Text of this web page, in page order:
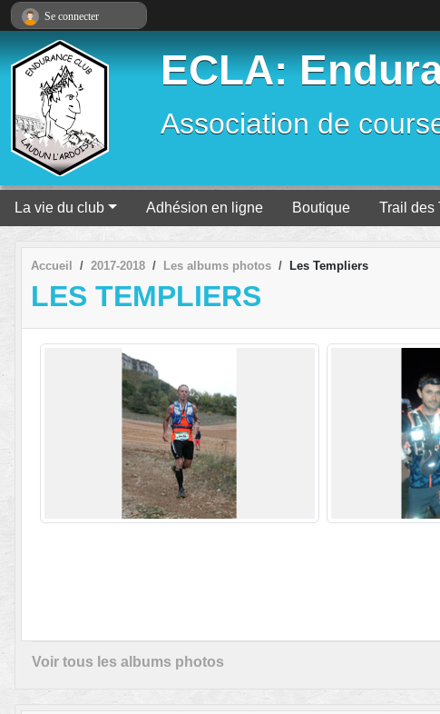
ECLA:
Association de
La vie du club Adhésion en ligne Boutique Trail des
Accueil 2017-2018 Les albums photos Les Templiers
LES TEMPLIERS
Voir tous les albums photos
Se connecter
Panneau de gestion des cookies